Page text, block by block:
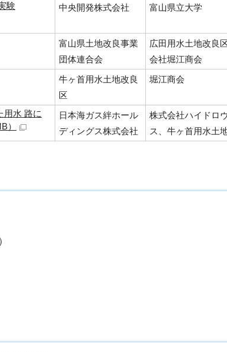
験
中央開発株式会社 富山県立大学
富山県土地改良事業
団体連合会
広田用水土地改良
会社堀江商会
牛ヶ首用水土地改良
区
堀江商会
用水 路に
）
日本海ガス絆ホール
ディングス株式会社
株式会社ハイドロ
ス、牛ヶ首用水土